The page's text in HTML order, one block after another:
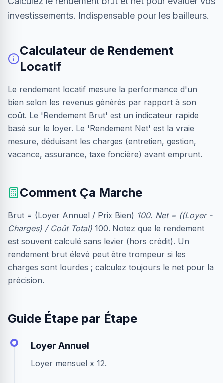
investissements. Indispensable pour les bailleurs.
Calculateur de Rendement
Locatif
Le rendement locatif mesure la performance d'un
bien selon les revenus générés par rapport à son
coût. Le 'Rendement Brut' est un indicateur rapide
basé sur le loyer. Le 'Rendement Net' est la vraie
mesure, déduisant les charges (entretien, gestion,
vacance, assurance, taxe foncière) avant emprunt.
Comment Ça Marche
Brut = (Loyer Annuel / Prix Bien) 100. Net = ((Loyer -
Charges) / Coût Total) 100. Notez que le rendement
est souvent calculé sans levier (hors crédit). Un
rendement brut élevé peut être trompeur si les
charges sont lourdes ; calculez toujours le net pour la
précision.
Guide Étape par Étape
Loyer Annuel
Loyer mensuel x 12.